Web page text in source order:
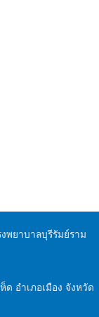
งพยาบาลบุรีรัมย์ราม
ด อำเภอเมือง จังหวัด